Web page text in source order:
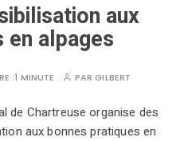
aux
en alpages
:1 MINUTE PARGILBERT
de Chartreuse organise des
aux bonnes pratiques en